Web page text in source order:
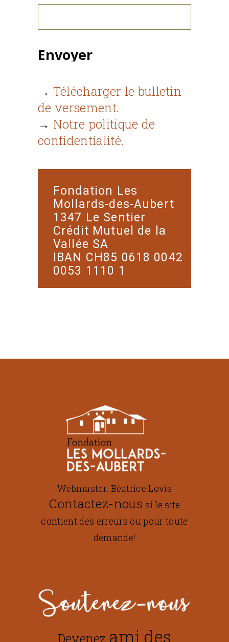
→ Télécharger le bulletin
de versement.
→ Notre politique de
confidentialité.
Fondation Les
Mollards-des-Aubert
1347 Le Sentier
Crédit Mutuel de la
Vallée SA
IBAN CH85 0618 0042
0053 1110 1
Webmaster: Béatrice Lovis
Contactez-nous si le site
contient des erreurs ou pour toute
demande!
Devenez ami des